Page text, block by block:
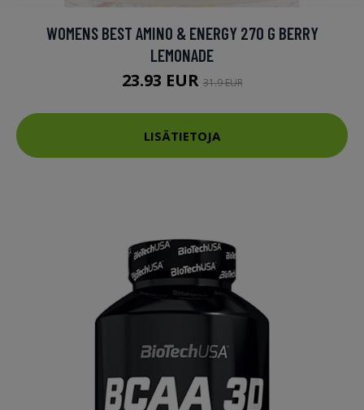
WOMENS BEST AMINO & ENERGY 270 G BERRY
LEMONADE
23.93 EUR31.9 EUR
LISÄTIETOJA